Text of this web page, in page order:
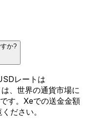
か?
レートは
、世界の通貨市場に
す。Xeでの送金金額
ださい。